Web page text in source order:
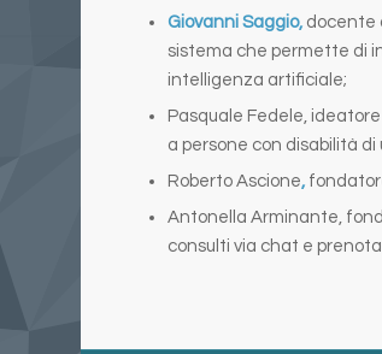
Giovanni Saggio, docente
sistema che permette di
intelligenza artificiale;
Pasquale Fedele,
a persone con disabilità
Roberto Ascione,
Antonella Arminante,
consulti via chat e